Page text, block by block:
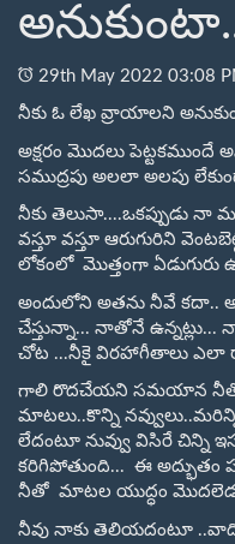
29th May 2022 03:08
నీకు ఓ లేఖ వ్రాయాలని
అక్షరం మొదలు
సముద్రపు అలలా అలపు
నీకు తెలుసా....ఒకప్పుడు
వస్తూ వస్తూ ఆరుగురిని
లోకంలో మొత్తంగా ఏడుగురు
అందులోని అతను నీవే కదా..
చేస్తున్నా... నాతోనే
చోట ...నీకై విరహాగీతాలు ఎలా
గాలి రొదచేయని సమయాన నీతో
మాటలు..కొన్ని
లేదంటూ నువ్వు విసిరే చిన్ని
కరిగిపోతుంది... ఈ అద్భుతం
నీతో మాటల యుద్ధం
నీవు నాకు తెలియదంటూ